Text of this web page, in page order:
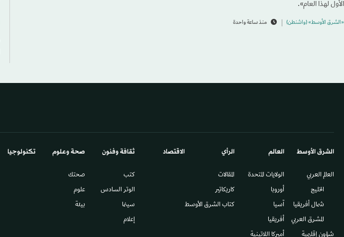
الأول لهذا العام».
«الشرق الأوسط» (واشنطن) منذ ساعة واحدة
الشرق الأوسط​
العالم العربي
الخليج
شمال أفريقيا
المشرق العربي
شؤون إقليمية
العالم
الولايات المتحدة
أوروبا
آسيا
أفريقيا
أميركا اللاتينية
الرأي
المقالات
كاريكاتير
كتاب الشرق الأوسط
الاقتصاد ثقافة وفنون
كتب
الوتر السادس​
سينما
إعلام
صحة وعلوم
صحتك
علوم
بيئة
تكنولوجيا